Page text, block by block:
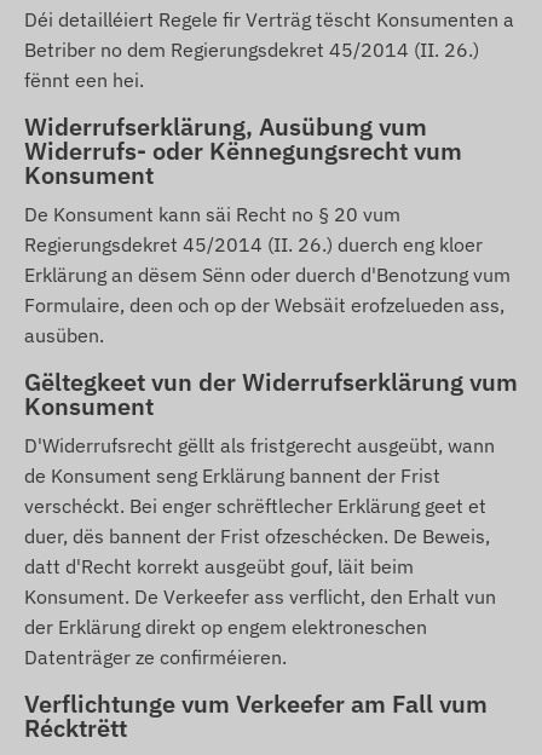
Déi detailléiert Regele fir Verträg tëscht Konsumenten a
Betriber no dem Regierungsdekret 45/2014 (II. 26.)
fënnt een hei.
Widerrufserklärung, Ausübung vum
Widerrufs- oder Kënnegungsrecht vum
Konsument
De Konsument kann säi Recht no § 20 vum
Regierungsdekret 45/2014 (II. 26.) duerch eng kloer
Erklärung an dësem Sënn oder duerch d'Benotzung vum
Formulaire, deen och op der Websäit erofzelueden ass,
ausüben.
Gëltegkeet vun der Widerrufserklärung vum
Konsument
D'Widerrufsrecht gëllt als fristgerecht ausgeübt, wann
de Konsument seng Erklärung bannent der Frist
verschéckt. Bei enger schrëftlecher Erklärung geet et
duer, dës bannent der Frist ofzeschécken. De Beweis,
datt d'Recht korrekt ausgeübt gouf, läit beim
Konsument. De Verkeefer ass verflicht, den Erhalt vun
der Erklärung direkt op engem elektroneschen
Datenträger ze confirméieren.
Verflichtunge vum Verkeefer am Fall vum
Récktrëtt